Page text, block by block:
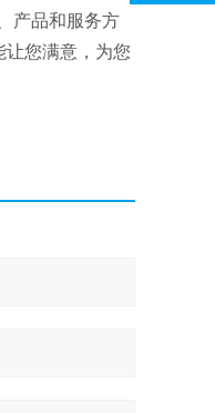
产品和服务方
您满意，为您